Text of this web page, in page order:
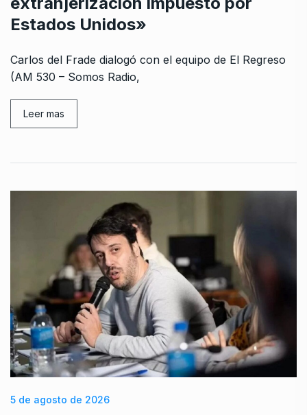
Estados Unidos»
Carlos del Frade dialogó con el equipo de El Regreso
(AM 530 – Somos Radio,
Leer mas
5 de agosto de 2026